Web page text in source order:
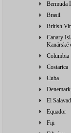
Bermuda
Brasil
British
Canary
Kanárské
Columbia
Costarica
Cuba
Denemark
El
Equador
Fiji